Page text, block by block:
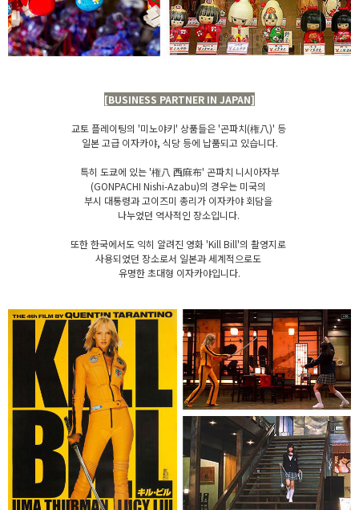
[BUSINESS PARTNER IN JAPAN]
교토 플레이팅의 '미노야키' 상품들은 '곤파치(権八)' 등
일본 고급 이자카야, 식당 등에 납품되고 있습니다.
특히 도쿄에 있는 '権八 西麻布' 곤파치 니시아자부
(GONPACHI Nishi-Azabu)의 경우는 미국의
부시 대통령과 고이즈미 총리가 이자카야 회담을
나누었던 역사적인 장소입니다.
또한 한국에서도 익히 알려진 영화 'Kill Bill'의 촬영지로
사용되었던 장소로서 일본과 세계적으로도
유명한 초대형 이자카야입니다.